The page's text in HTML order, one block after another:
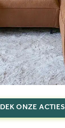
ONZE ACTIES